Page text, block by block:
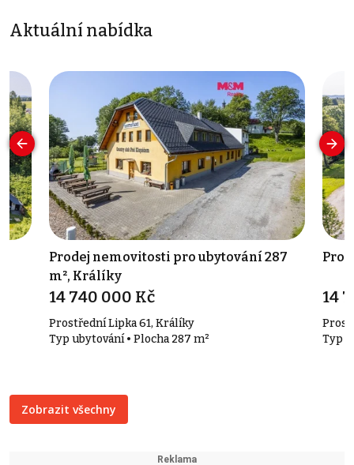
Aktuální nabídka
Prodej nemovitosti pro ubytování 287
m², Králíky
14 740 000 Kč
Prostřední Lipka 61, Králíky
Typ ubytování • Plocha 287 m²
14
Typ
Zobrazit všechny